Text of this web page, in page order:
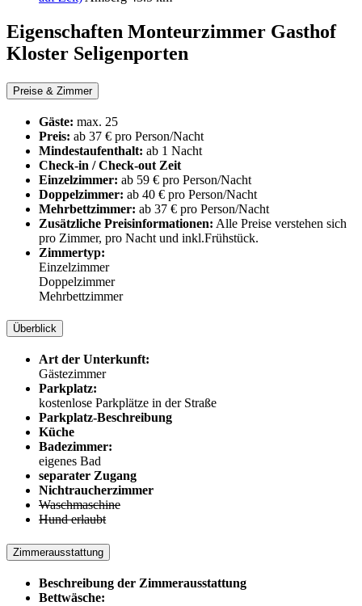
Eigenschaften Monteurzimmer Gasthof
Kloster Seligenporten
Preise & Zimmer
Gäste: max. 25
Preis: ab 37 € pro Person/Nacht
Mindestaufenthalt: ab 1 Nacht
Check-in / Check-out Zeit
Einzelzimmer: ab 59 € pro Person/Nacht
Doppelzimmer: ab 40 € pro Person/Nacht
Mehrbettzimmer: ab 37 € pro Person/Nacht
Zusätzliche Preisinformationen: Alle Preise verstehen sich
pro Zimmer, pro Nacht und inkl.Frühstück.
Zimmertyp:
Einzelzimmer
Doppelzimmer
Mehrbettzimmer
Überblick
Art der Unterkunft:
Gästezimmer
Parkplatz:
kostenlose Parkplätze in der Straße
Parkplatz-Beschreibung
Küche
Badezimmer:
eigenes Bad
separater Zugang
Nichtraucherzimmer
Waschmaschine
Hund erlaubt
Zimmerausstattung
Beschreibung der Zimmerausstattung
Bettwäsche: